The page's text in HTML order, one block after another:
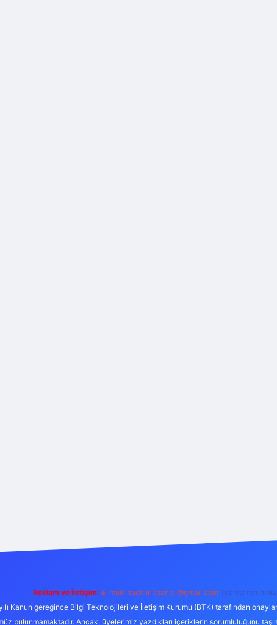
Reklam ve İletişim: E-mail: backlinkpaneli@gmail.com Teams:
Kanun gereğince Bilgi Teknolojileri ve İletişim Kurumu (BTK) tarafından
bulunmamaktadır. Ancak, üyelerimiz yazdıkları içeriklerin sorumluluğunu